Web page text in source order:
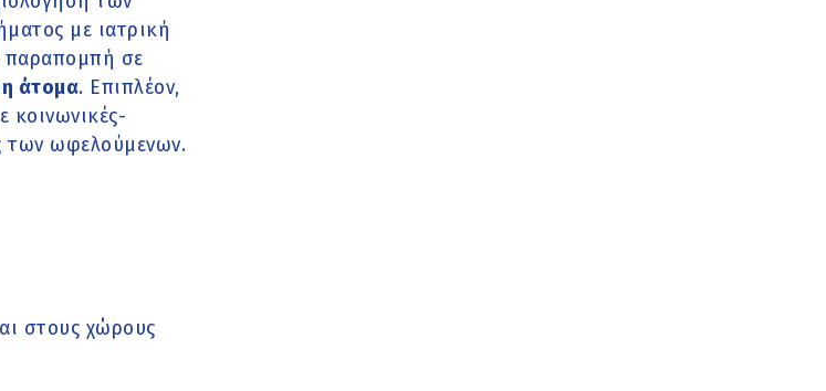
με ιατρική
παραπομπή σε
άτομα. Επιπλέον,
κοινωνικές-
των ωφελούμενων.
στους χώρους